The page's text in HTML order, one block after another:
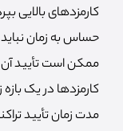
کارمزدهای بالایی
حساس به زمان نباید
ممکن است تأیید آن
کارمزدها در یک
مدت زمان تأیید